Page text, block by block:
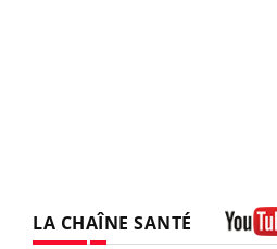
LA CHAÎNE SANTÉ